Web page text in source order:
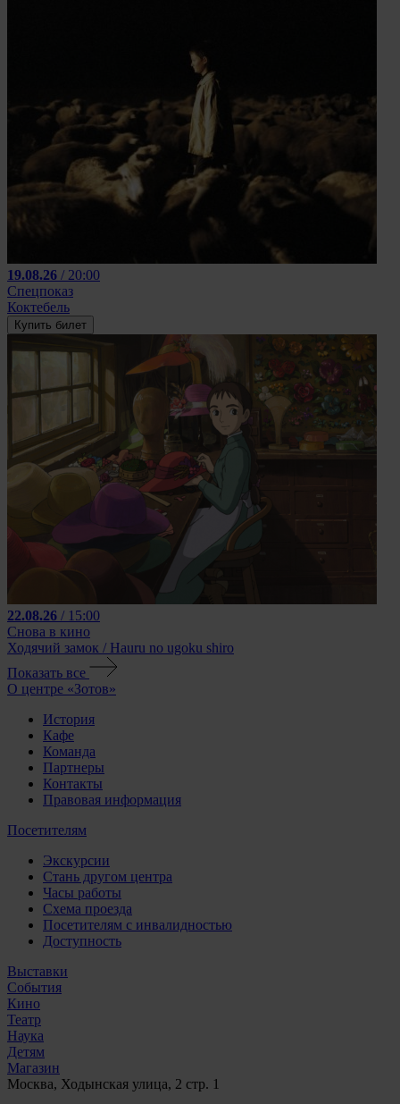
19.08.26 / 20:00
Спецпоказ
Коктебель
Купить билет
22.08.26 / 15:00
Снова в кино
Ходячий замок / Hauru no ugoku shiro
Показать все
О центре «Зотов»
История
Кафе
Команда
Партнеры
Контакты
Правовая информация
Посетителям
Экскурсии
Стань другом центра
Часы работы
Схема проезда
Посетителям с инвалидностью
Доступность
Выставки
События
Кино
Театр
Наука
Детям
Магазин
Москва, Ходынская улица, 2 стр. 1